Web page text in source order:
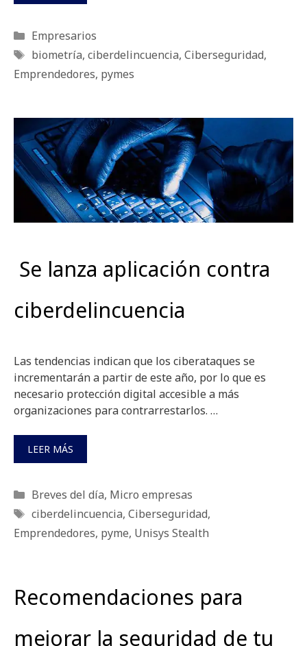
Categorías
Empresarios
Etiquetas
biometría, ciberdelincuencia, Ciberseguridad,
Emprendedores, pymes
Se lanza aplicación contra
ciberdelincuencia
Las tendencias indican que los ciberataques se
incrementarán a partir de este año, por lo que es
necesario protección digital accesible a más
organizaciones para contrarrestarlos. …
LEER MÁS
Categorías
Breves del día, Micro empresas
Etiquetas
ciberdelincuencia, Ciberseguridad,
Emprendedores, pyme, Unisys Stealth
Recomendaciones para
mejorar la seguridad de tu